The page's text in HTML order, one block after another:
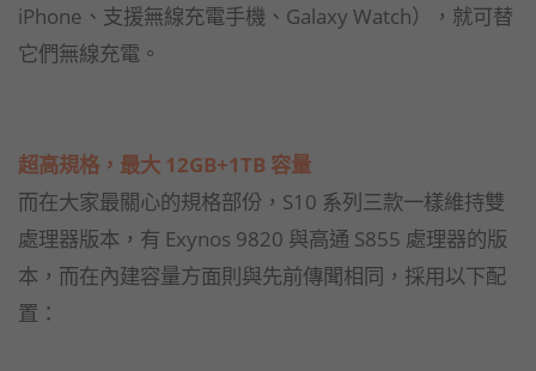
iPhone、支援無線充電手機、Galaxy Watch），就可替
它們無線充電。
超高規格，最大 12GB+1TB 容量
而在大家最關心的規格部份，S10 系列三款一樣維持雙
處理器版本，有 Exynos 9820 與高通 S855 處理器的版
本，而在內建容量方面則與先前傳聞相同，採用以下配
置：